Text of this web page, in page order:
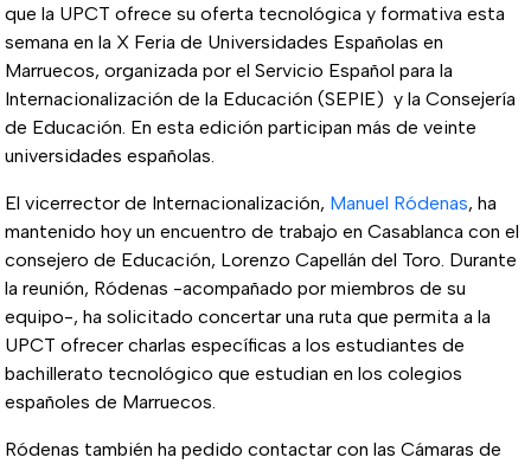
que la UPCT ofrece su oferta tecnológica y formativa esta
semana en la X Feria de Universidades Españolas en
Marruecos, organizada por el Servicio Español para la
Internacionalización de la Educación (SEPIE) y la Consejería
de Educación. En esta edición participan más de veinte
universidades españolas.
El vicerrector de Internacionalización, Manuel Ródenas, ha
mantenido hoy un encuentro de trabajo en Casablanca con el
consejero de Educación, Lorenzo Capellán del Toro. Durante
la reunión, Ródenas -acompañado por miembros de su
equipo-, ha solicitado concertar una ruta que permita a la
UPCT ofrecer charlas específicas a los estudiantes de
bachillerato tecnológico que estudian en los colegios
españoles de Marruecos.
Ródenas también ha pedido contactar con las Cámaras de